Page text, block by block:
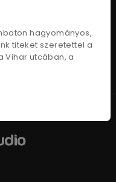
hagyományos,
titeket szeretettel a
Vihar utcában, a